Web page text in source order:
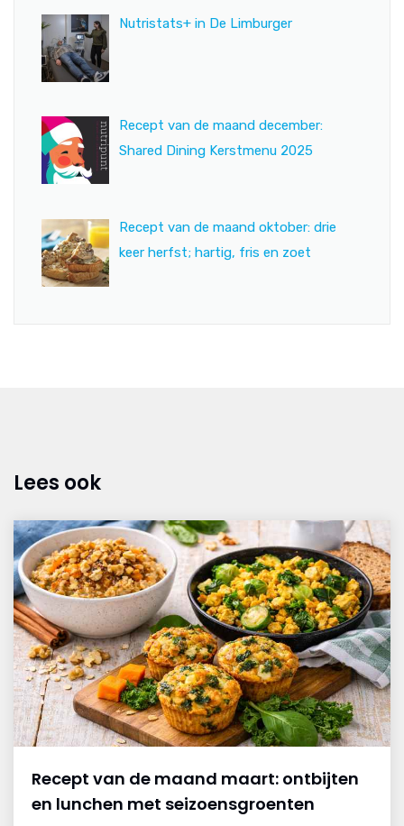
Nutristats+ in De Limburger
Recept van de maand december:
Shared Dining Kerstmenu 2025
Recept van de maand oktober: drie
keer herfst; hartig, fris en zoet
Lees ook
Recept van de maand maart: ontbijten
en lunchen met seizoensgroenten